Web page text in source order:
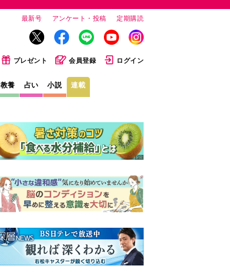
最新号 アンケート・投稿 定期購読
プレゼント 会員登録 ログイン
教養 占い 小説 連載